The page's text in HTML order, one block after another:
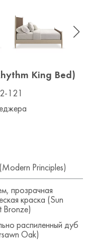
King Bed)
121
Principles)
прозрачная
краска (Sun
Bronze)
распиленный дуб
Oak)